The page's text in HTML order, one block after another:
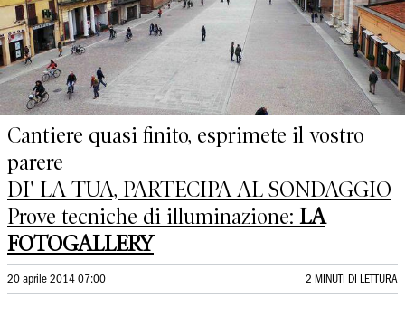
Cantiere quasi finito, esprimete il vostro
parere
DI' LA TUA, PARTECIPA AL SONDAGGIO
Prove tecniche di illuminazione: LA
FOTOGALLERY
20 aprile 2014 07:00 2 MINUTI DI LETTURA